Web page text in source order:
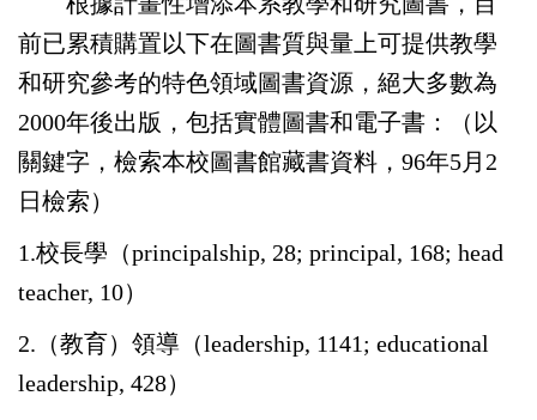
前已累積購置以下在圖書質與量上可提供教學
和研究參考的特色領域圖書資源，絕大多數為
2000年後出版，包括實體圖書和電子書：（以
關鍵字，檢索本校圖書館藏書資料，96年5月2
日檢索）
1.校長學（principalship, 28; principal, 168; head
teacher, 10）
2.（教育）領導（leadership, 1141; educational
leadership, 428）